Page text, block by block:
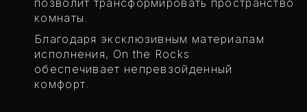
комнаты.
Благодаря эксклюзивным материалам
исполнения, On the Rocks
обеспечивает непревзойденный
комфорт.